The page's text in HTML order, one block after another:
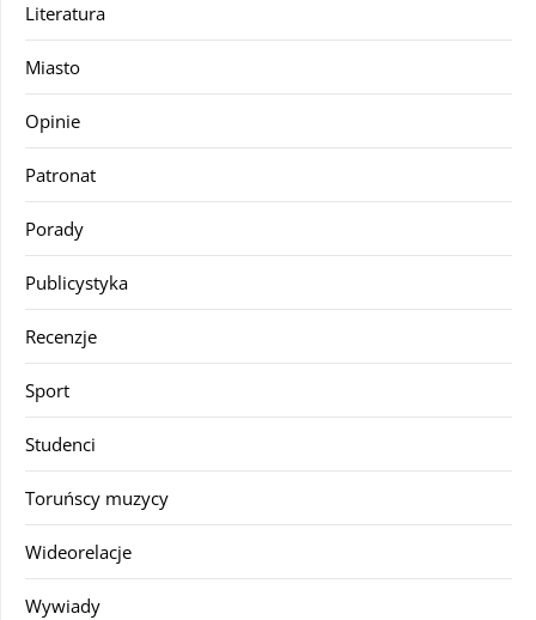
Literatura
Miasto
Opinie
Patronat
Porady
Publicystyka
Recenzje
Sport
Studenci
Toruńscy muzycy
Wideorelacje
Wywiady